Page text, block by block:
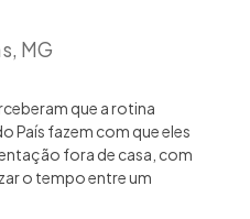
que a rotina
País fazem com que eles
fora de casa, com
o tempo entre um